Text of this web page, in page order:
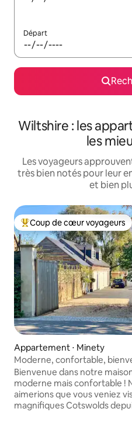
Départ
Wiltshire : les
les
Les voyageurs
très bien notés pour leur
et bien
Coups de cœur voyageurs
Coup de cœur voyageurs
Appartement ⋅ Minety
Moderne, confortable,
Mews House !
Bienvenue dans notre
moderne mais confortable !
aimerions que vous veniez
magnifiques Cotswolds